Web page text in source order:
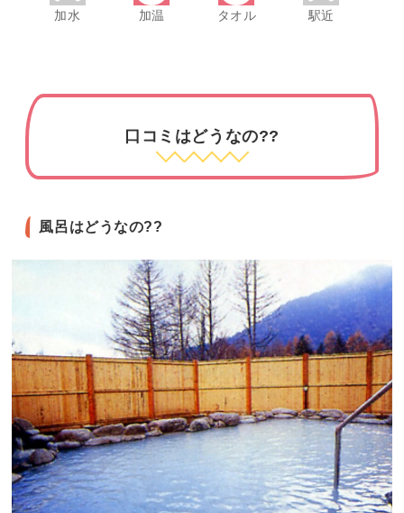
加水 加温 タオル 駅近
口コミはどうなの??
風呂はどうなの??